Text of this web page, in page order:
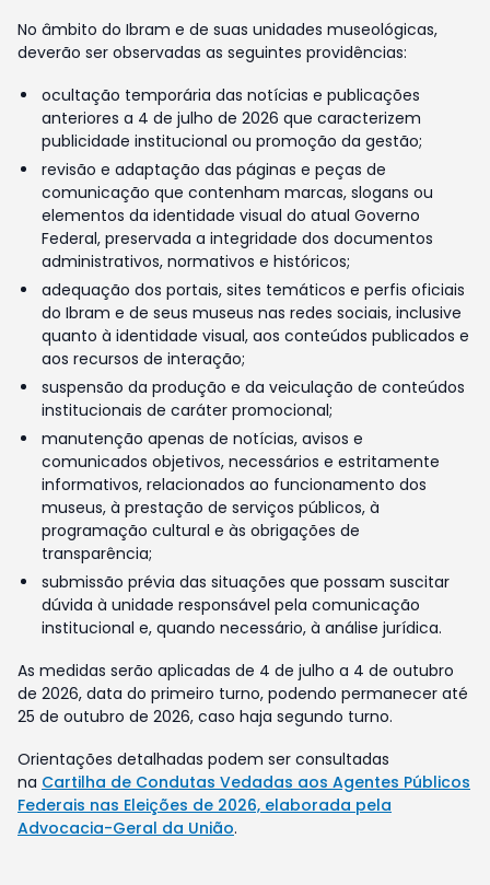
No âmbito do Ibram e de suas unidades museológicas,
deverão ser observadas as seguintes providências:
ocultação temporária das notícias e publicações
anteriores a 4 de julho de 2026 que caracterizem
publicidade institucional ou promoção da gestão;
revisão e adaptação das páginas e peças de
comunicação que contenham marcas, slogans ou
elementos da identidade visual do atual Governo
Federal, preservada a integridade dos documentos
administrativos, normativos e históricos;
adequação dos portais, sites temáticos e perfis oficiais
do Ibram e de seus museus nas redes sociais, inclusive
quanto à identidade visual, aos conteúdos publicados e
aos recursos de interação;
suspensão da produção e da veiculação de conteúdos
institucionais de caráter promocional;
manutenção apenas de notícias, avisos e
comunicados objetivos, necessários e estritamente
informativos, relacionados ao funcionamento dos
museus, à prestação de serviços públicos, à
programação cultural e às obrigações de
transparência;
submissão prévia das situações que possam suscitar
dúvida à unidade responsável pela comunicação
institucional e, quando necessário, à análise jurídica.
As medidas serão aplicadas de 4 de julho a 4 de outubro
de 2026, data do primeiro turno, podendo permanecer até
25 de outubro de 2026, caso haja segundo turno.
Orientações detalhadas podem ser consultadas
na Cartilha de Condutas Vedadas aos Agentes Públicos
Federais nas Eleições de 2026, elaborada pela
Advocacia-Geral da União.